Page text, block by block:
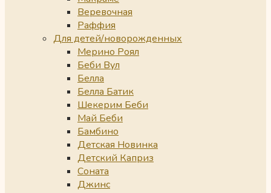
Веревочная
Раффия
Для детей/новорожденных
Мерино Роял
Беби Вул
Белла
Белла Батик
Шекерим Беби
Май Беби
Бамбино
Детская Новинка
Детский Каприз
Соната
Джинс